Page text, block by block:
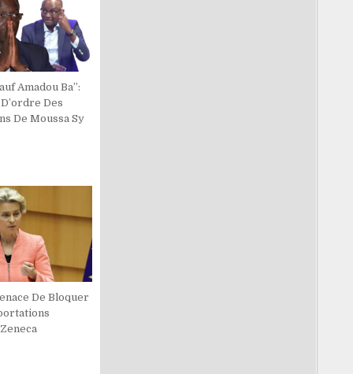
Amadou Ba’’:
Des
De Moussa Sy
De Bloquer